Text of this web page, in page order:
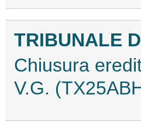
TRIBUNALE
Chiusura
V.G.